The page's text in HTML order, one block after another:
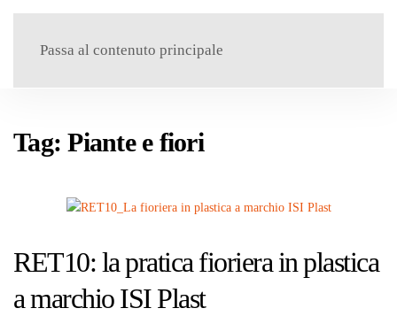
Passa al contenuto principale
Menu
Tag:Piante e fiori
RET10: la pratica fioriera in plastica
a marchio ISI Plast